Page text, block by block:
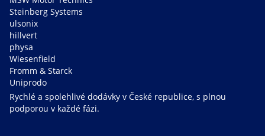
Steinberg Systems
ulsonix
hillvert
physa
Wiesenfield
Fromm & Starck
Uniprodo
Rychlé a spolehlivé dodávky v České republice, s plnou
podporou v každé fázi.